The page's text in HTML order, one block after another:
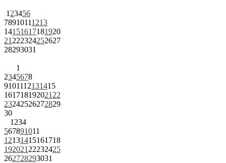
1 23456
78910111213
14151617181920
21 222324252627
28293031
1
2345678
9101112131415
161718192021 22
23242526272829
30
1 234
567891011
12131415161718
192021 22232425
262728293031